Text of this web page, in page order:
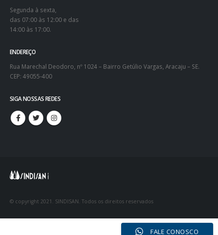
Segunda à sexta,
das 07:00 às 12:00 e das
14:00 às 17:00.
ENDEREÇO
Rua Marechal Deodoro, nº 1024 – Bairro Getúlio Vargas, Aracaju – SE.
CEP: 49055-400
SIGA NOSSAS REDES
© copyright 2021. SINDISAN. Todos os direitos reservados
FALE CONOSCO